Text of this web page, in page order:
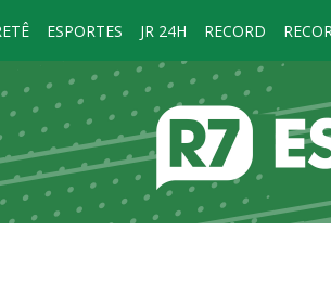
ESPORTES JR 24H RECORD